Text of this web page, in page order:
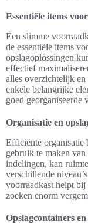
Essentiële items
Een slimme
de essentiële items
opslagoplossingen
effectief
alles overzichtelijk
enkele belangrijke
goed georganiseerde
Organisatie en
Efficiënte organisatie
gebruik te maken
indelingen, kan
verschillende
voorraadkast helpt bij
zoeken enorm
Opslagcontainers